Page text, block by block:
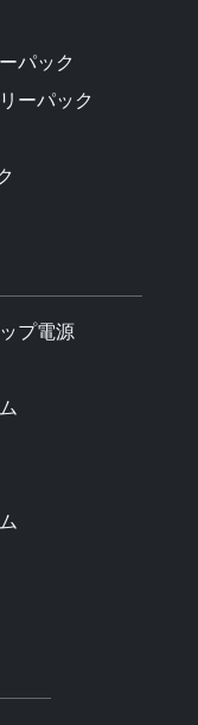
パック
ーパック
プ電源